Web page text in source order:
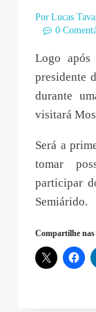
Por Lucas
0
Logo
presidente
durante
visitará
Será a
tomar
participar
Semiárido.
Compartilhe nas